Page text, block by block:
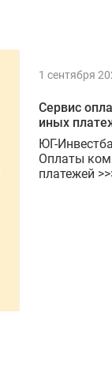
1 сентября
Сервис
иных
ЮГ-
Оплаты
платежей